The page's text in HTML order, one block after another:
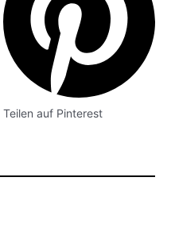
Teilen auf Pinterest